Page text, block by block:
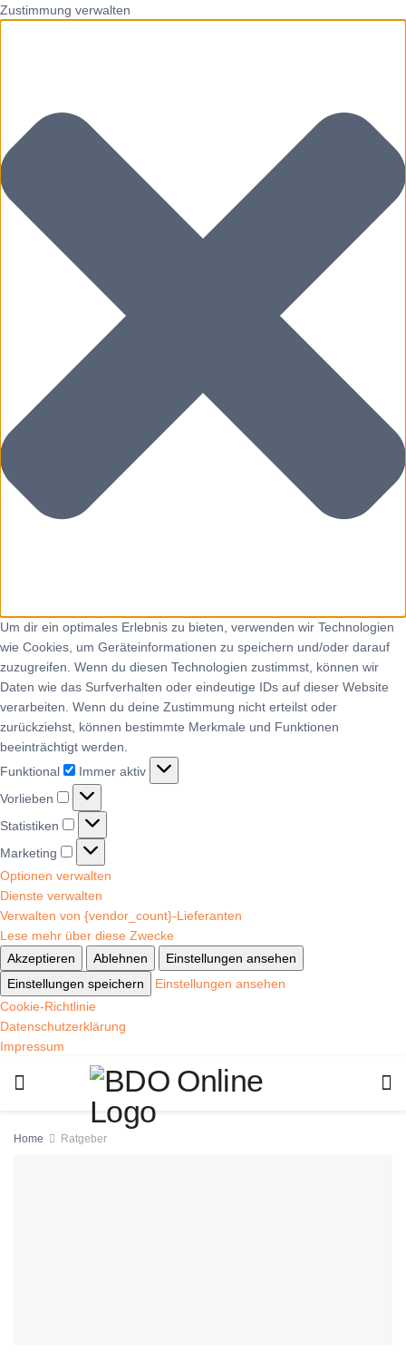
Zustimmung verwalten
Um dir ein optimales Erlebnis zu bieten, verwenden wir Technologien
wie Cookies, um Geräteinformationen zu speichern und/oder darauf
zuzugreifen. Wenn du diesen Technologien zustimmst, können wir
Daten wie das Surfverhalten oder eindeutige IDs auf dieser Website
verarbeiten. Wenn du deine Zustimmung nicht erteilst oder
zurückziehst, können bestimmte Merkmale und Funktionen
beeinträchtigt werden.
Funktional
Immer aktiv
Vorlieben
Statistiken
Marketing
Optionen verwalten
Dienste verwalten
Verwalten von {vendor_count}-Lieferanten
Lese mehr über diese Zwecke
Akzeptieren
Ablehnen
Einstellungen ansehen
Einstellungen speichern
Einstellungen ansehen
Cookie-Richtlinie
Datenschutzerklärung
Impressum
Home Ratgeber